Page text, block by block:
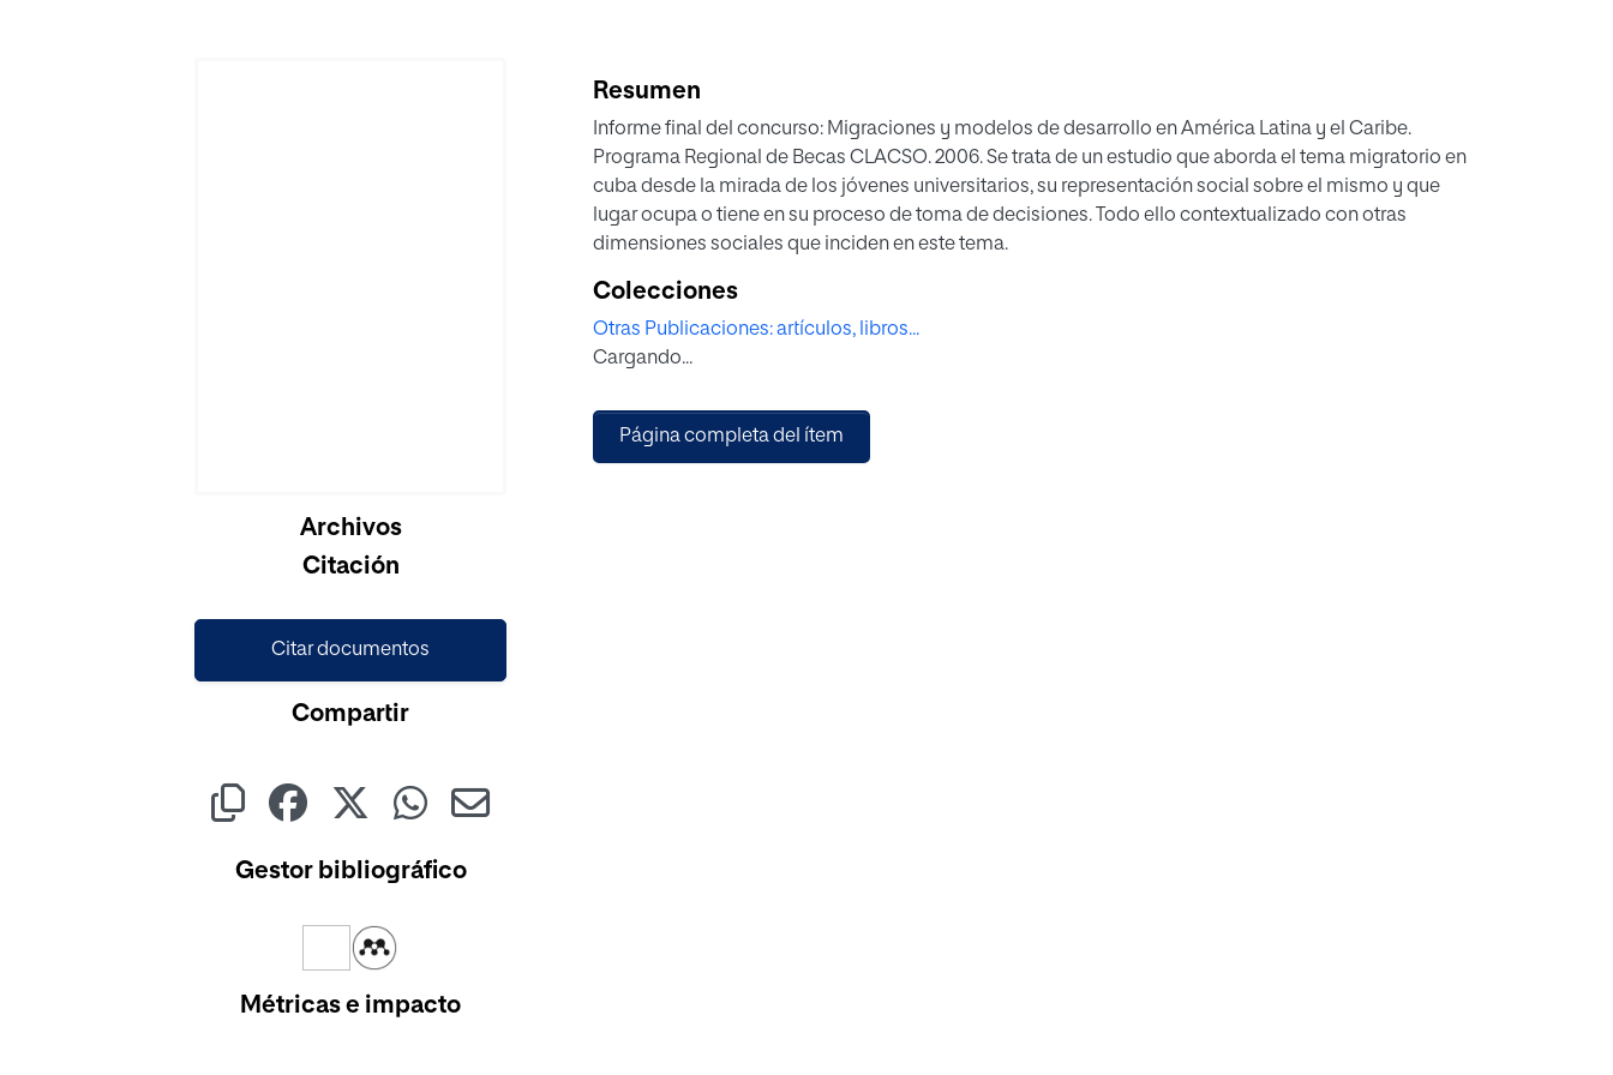
Archivos
Citación
Citar documentos
Compartir
Gestor bibliográfico
Métricas e impacto
Resumen
Informe final del concurso: Migraciones y modelos de desarrollo en América Latina y el Caribe.
Programa Regional de Becas CLACSO. 2006. Se trata de un estudio que aborda el tema migratorio en
cuba desde la mirada de los jóvenes universitarios, su representación social sobre el mismo y que
lugar ocupa o tiene en su proceso de toma de decisiones. Todo ello contextualizado con otras
dimensiones sociales que inciden en este tema.
Colecciones
Otras Publicaciones: artículos, libros...
Cargando...
Página completa del ítem